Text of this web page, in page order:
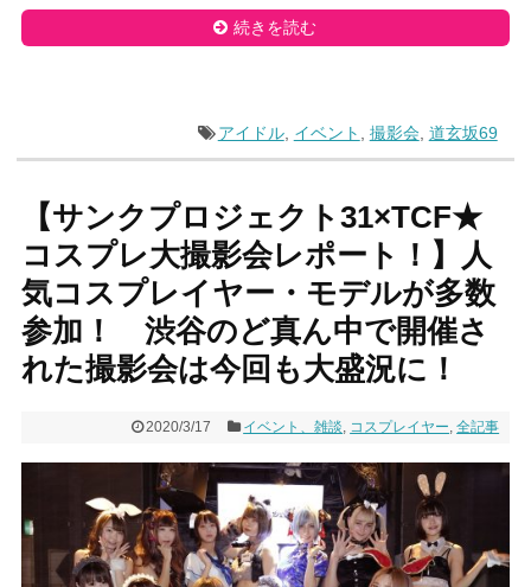
続きを読む
アイドル, イベント 撮影会, 道玄坂69
【サンクプロジェクト31×TCF★
コスプレ大撮影会レポート！】人
気コスプレイヤー・モデルが多数
参加！ 渋谷のど真ん中で開催さ
れた撮影会は今回も大盛況に！
2020/3/17 イベント、雑談, コスプレイヤー,全記事